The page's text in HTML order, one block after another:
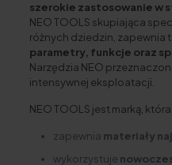
szerokie zastosowanie w
NEO TOOLS skupiająca
różnych dziedzin, zapewnia
parametry, funkcje oraz
Narzędzia NEO
intensywnej eksploatacji.
NEO TOOLS jest marką, która:
zapewnia materiały
wykorzystuje